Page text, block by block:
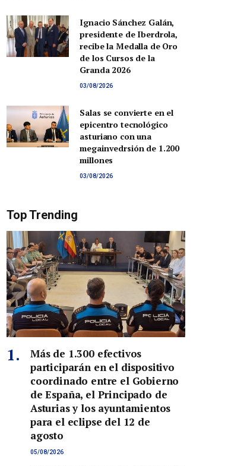
Ignacio Sánchez Galán,
presidente de Iberdrola,
recibe la Medalla de Oro
de los Cursos de la
Granda 2026
03/08/2026
Salas se convierte en el
epicentro tecnológico
asturiano con una
megainvedrsión de 1.200
millones
03/08/2026
Top Trending
Más de 1.300 efectivos
participarán en el dispositivo
coordinado entre el Gobierno
de España, el Principado de
Asturias y los ayuntamientos
para el eclipse del 12 de
agosto
05/08/2026